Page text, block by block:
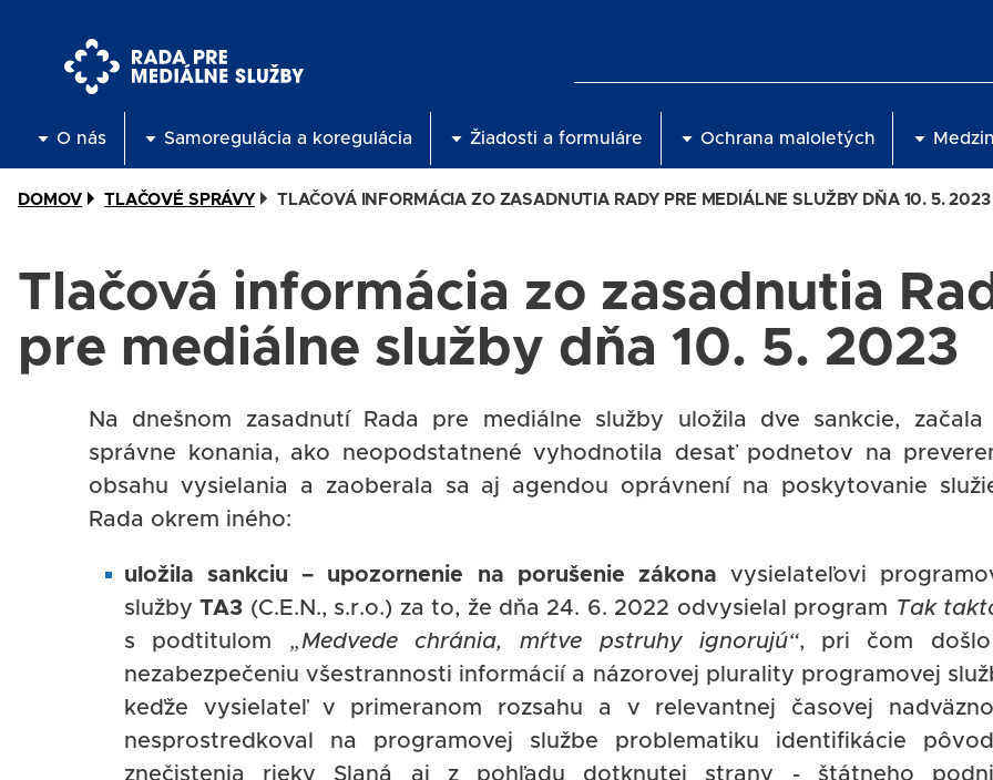
O nás Samoregulácia a koregulácia Žiadosti a formuláre Ochrana maloletých
DOMOV TLAČOVÉ SPRÁVY TLAČOVÁ INFORMÁCIA ZO ZASADNUTIA RADY PRE MEDIÁLNE SLUŽBY DŇA 10. 5. 2023
Tlačová informácia zo zasadnutia
pre mediálne služby dňa 10. 5. 2023
Na dnešnom zasadnutí Rada pre mediálne služby uložila dve sankcie,
správne konania, ako neopodstatnené vyhodnotila desať podnetov na
obsahu vysielania a zaoberala sa aj agendou oprávnení na poskytovanie
Rada okrem iného:
uložila sankciu – upozornenie na porušenie zákona vysielateľovi
službyTA3 (C.E.N., s.r.o.) za to, že dňa 24. 6. 2022 odvysielal program Tak
s podtitulom „Medvede chránia, mŕtve pstruhy ignorujú“, pri čom
nezabezpečeniu všestrannosti informácií a názorovej plurality programovej
keďže vysielateľ v primeranom rozsahu a v relevantnej časovej
nesprostredkoval na programovej službe problematiku identifikácie
znečistenia rieky Slaná aj z pohľadu dotknutej strany - štátneho